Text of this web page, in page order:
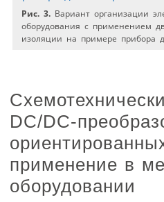
Рис. 3. Вариант организации
оборудования с применением
изоляции на примере прибора
DC/DC-
применение в
оборудовании